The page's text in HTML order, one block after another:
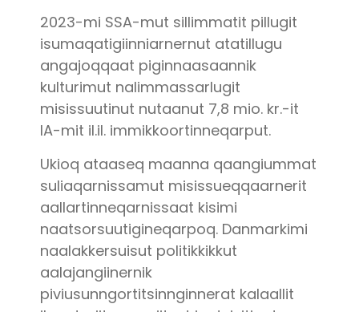
2023-mi SSA-mut sillimmatit pillugit
isumaqatigiinniarnernut atatillugu
angajoqqaat piginnaasaannik
kulturimut nalimmassarlugit
misissuutinut nutaanut 7,8 mio. kr.-it
IA-mit il.il. immikkoortinneqarput.
Ukioq ataaseq maanna qaangiummat
suliaqarnissamut misissueqqaarnerit
aallartinneqarnissaat kisimi
naatsorsuutigineqarpoq. Danmarkimi
naalakkersuisut politikkikkut
aalajangiinernik
piviusunngortitsinnginnerat kalaallit